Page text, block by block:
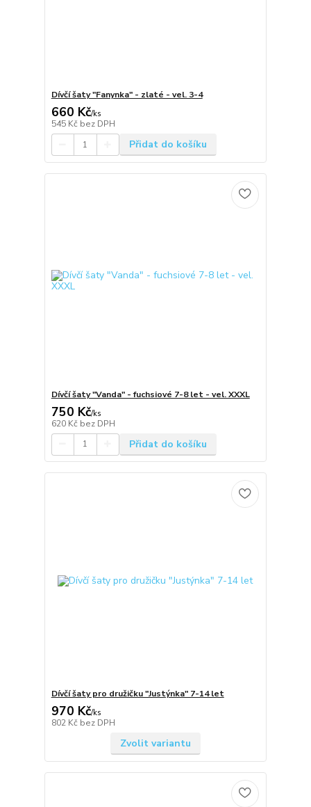
Dívčí šaty "Fanynka" - zlaté - vel. 3-4
660 Kč/ks
545 Kč bez DPH
Přidat do košíku
Dívčí šaty "Vanda" - fuchsiové 7-8 let - vel. XXXL
750 Kč/ks
620 Kč bez DPH
Přidat do košíku
Dívčí šaty pro družičku "Justýnka" 7-14 let
970 Kč/ks
802 Kč bez DPH
Zvolit variantu